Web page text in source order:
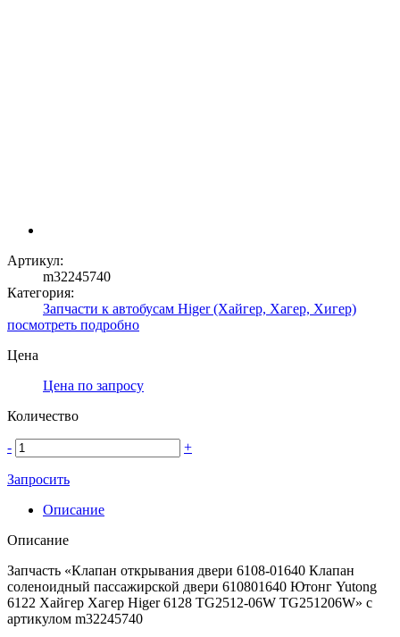
Артикул:
m32245740
Категория:
Запчасти к автобусам Higer (Хайгер, Хагер, Хигер)
посмотреть подробно
Цена
Цена по запросу
Количество
- +
Запросить
Описание
Описание
Запчасть «Клапан открывания двери 6108-01640 Клапан
соленоидный пассажирской двери 610801640 Ютонг Yutong
6122 Хайгер Хагер Higer 6128 TG2512-06W TG251206W» с
артикулом m32245740